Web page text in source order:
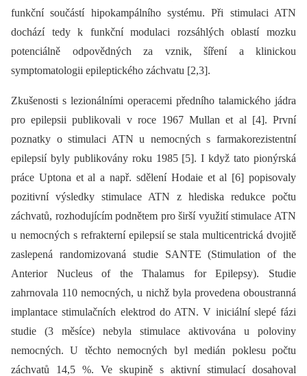
funkční součástí hipokampálního systému. Při stimulaci ATN
dochází tedy k funkční modulaci rozsáhlých oblastí mozku
potenciálně odpovědných za vznik, šíření a klinickou
symptomatologii epileptického záchvatu [2,3].
Zkušenosti s lezionálními operacemi předního talamického jádra
pro epilepsii publikovali v roce 1967 Mullan et al [4]. První
poznatky o stimulaci ATN u nemocných s farmakorezistentní
epilepsií byly publikovány roku 1985 [5]. I když tato pionýrská
práce Uptona et al a např. sdělení Hodaie et al [6] popisovaly
pozitivní výsledky stimulace ATN z hlediska redukce počtu
záchvatů, rozhodujícím podnětem pro širší využití stimulace ATN
u nemocných s refrakterní epilepsií se stala multicentrická dvojitě
zaslepená randomizovaná studie SANTE (Stimulation of the
Anterior Nucleus of the Thalamus for Epilepsy). Studie
zahrnovala 110 nemocných, u nichž byla provedena oboustranná
implantace stimulačních elektrod do ATN. V iniciální slepé fázi
studie (3 měsíce) nebyla stimulace aktivována u poloviny
nemocných. U těchto nemocných byl medián poklesu počtu
záchvatů 14,5 %. Ve skupině s aktivní stimulací dosahoval